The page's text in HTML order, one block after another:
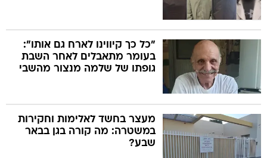
"כל כך קיווינו לארח גם אותו":
בעומר מתאבלים לאחר השבת
גופתו של שלמה מנצור מהשבי
מעצר בחשד לאלימות וחקירות
במשטרה: מה קורה בגן בבאר
שבע?